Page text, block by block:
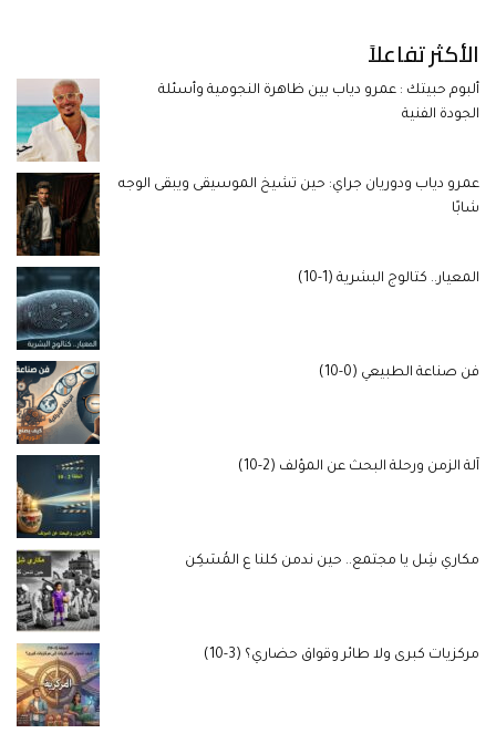
الأكثر تفاعلاً
ألبوم حبيتك : عمرو دياب بين ظاهرة النجومية وأسئلة
الجودة الفنية
عمرو دياب ودوريان جراي: حين تشيخ الموسيقى ويبقى الوجه
شابًا
المعيار.. كتالوج البشرية (1-10)
فن صناعة الطبيعي (0-10)
آلة الزمن ورحلة البحث عن المؤلف (2-10)
مكاري شِل يا مجتمع.. حين ندمن كلنا ع المُسَكِن
مركزيات كبرى ولا طائر وقواق حضاري؟ (3-10)